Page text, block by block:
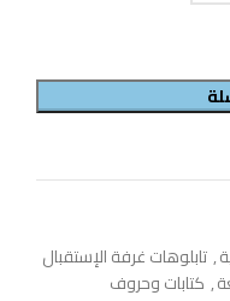
,تابلوهات غرفة الإستقبال
, كتابات وحروف